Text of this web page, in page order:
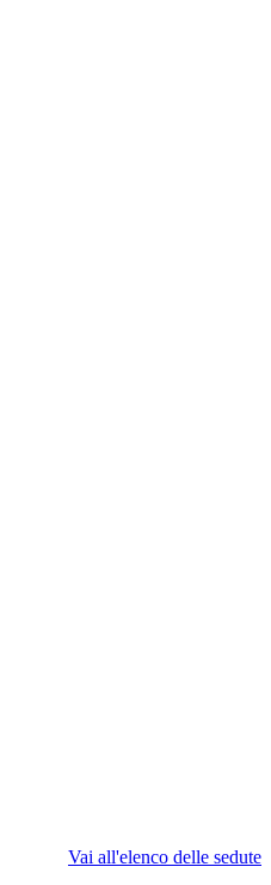
Vai all'elenco delle sedute